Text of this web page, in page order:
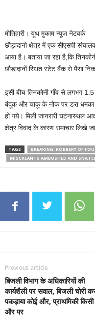
मोतिहारी। यूथ मुकाम न्यूज नेटवर्क
छौड़ादानो क्षेत्र में एक सीएसपी
आया है। बताया जा रहा है,कि
छौड़ादानों स्थित स्टेट बैंक से पैसा
इसी बीच तिनकोनी गाँव से लगभग
बंदूक और चाकू के नोक पर डरा
हो गये। मिली जानरारी घटनास्थल
क्षेत्र विवाद के कारण समाचार लिखे
TAGS
BREAKING: ROBBERY OF
MISCREANTS AMBUSHED AND
Previous article
बिजली विभाग के अधिकारियों की
कार्यशैली पर सवाल, बिजली चोरी
पकड़ाया कोई और, प्राथमिकी किसी
और पर